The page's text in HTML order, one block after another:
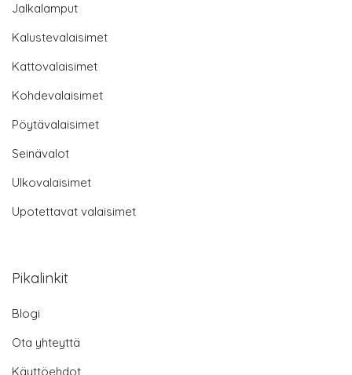
Jalkalamput
Kalustevalaisimet
Kattovalaisimet
Kohdevalaisimet
Pöytävalaisimet
Seinävalot
Ulkovalaisimet
Upotettavat valaisimet
Pikalinkit
Blogi
Ota yhteyttä
Käyttöehdot